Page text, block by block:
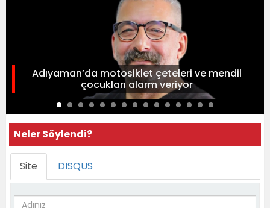
Adıyaman’da motosiklet çeteleri ve mendil
çocukları alarm veriyor
Neler Söylendi?
Site DISQUS